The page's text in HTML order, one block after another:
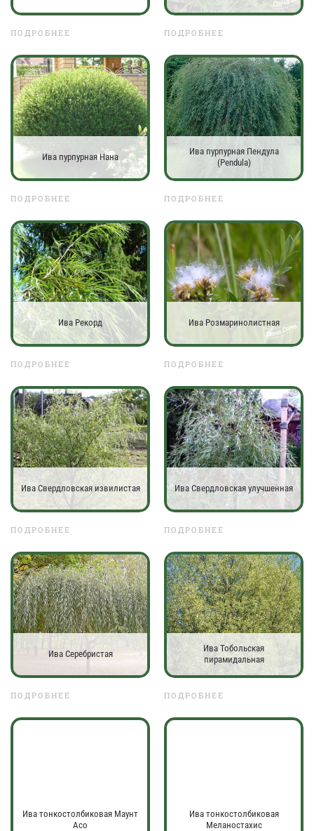
ПОДРОБНЕЕ ПОДРОБНЕЕ
Ива пурпурная Нана
ПОДРОБНЕЕ
Ива пурпурная Пендула
(Pendula)
ПОДРОБНЕЕ
Ива Рекорд
ПОДРОБНЕЕ
Ива Розмаринолистная
ПОДРОБНЕЕ
Ива Свердловская извилистая
ПОДРОБНЕЕ
Ива Свердловская улучшенная
ПОДРОБНЕЕ
Ива Серебристая
ПОДРОБНЕЕ
Ива Тобольская
пирамидальная
ПОДРОБНЕЕ
Ива тонкостолбиковая Маунт
Асо
Ива тонкостолбиковая
Меланостахис